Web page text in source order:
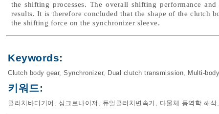
the shifting processes. The overall shifting performance
results. It is therefore concluded that the shape of the clutch
the shifting force on the synchronizer sleeve.
Keywords:
Clutch body gear, Synchronizer, Dual clutch transmission, Multi-
키워드:
클러치바디기어 , 싱크로나이저 , 듀얼클러치변속기 , 다물체 동역학 해석